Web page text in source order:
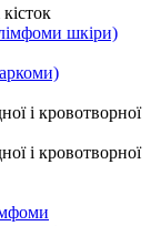
шкіри)
і кровотворної
і кровотворної